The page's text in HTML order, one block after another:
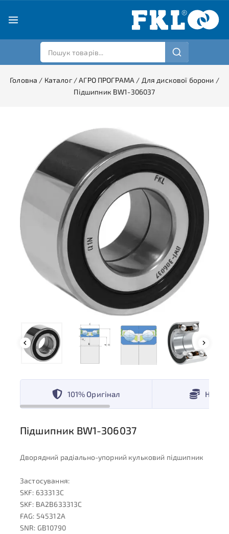
Головна / Каталог /АГРО ПРОГРАМА / Для дискової борони /
Підшипник BW1-306037
101% Оригінал
Підшипник BW1-306037
Дворядний радіально-упорний кульковий підшипник
Застосування:
SKF: 633313C
SKF: BA2B633313C
FAG: 545312A
SNR: GB10790